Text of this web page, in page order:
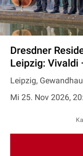
Dresdner
Leipzig: Vivaldi
Leipzig,
Mi 25. Nov 2026,